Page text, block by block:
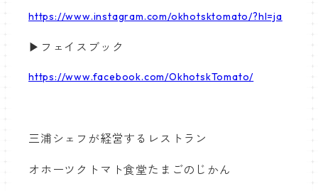
https://www.instagram.com/okhotsktomato/?hl=ja
▶フェイスブック
https://www.facebook.com/OkhotskTomato/
三浦シェフが経営するレストラン
オホーツクトマト食堂たまごのじかん